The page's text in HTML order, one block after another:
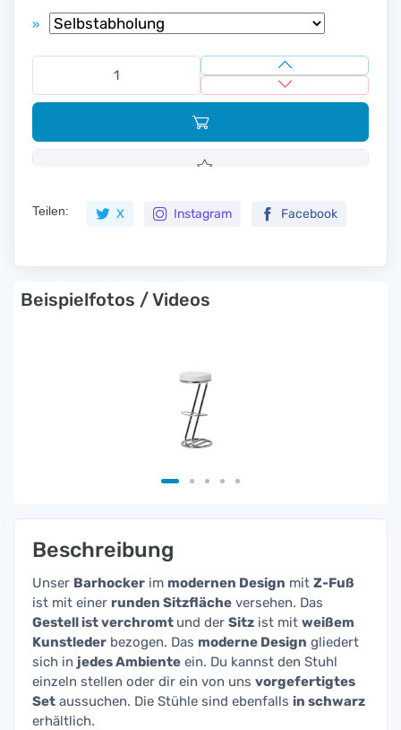
»
Teilen: X Instagram Facebook
Beispielfotos / Videos
Beschreibung
Unser Barhocker im modernen Design mit Z-Fuß
ist mit einer runden Sitzfläche versehen. Das
Gestell ist verchromt und der Sitz ist mit weißem
Kunstleder bezogen. Das moderne Design gliedert
sich in jedes Ambiente ein. Du kannst den Stuhl
einzeln stellen oder dir ein von uns vorgefertigtes
Set aussuchen. Die Stühle sind ebenfalls in schwarz
erhältlich.